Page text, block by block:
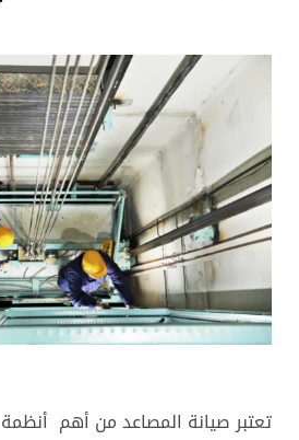
تعتبر صيانة المصاعد من أهم أنظمة